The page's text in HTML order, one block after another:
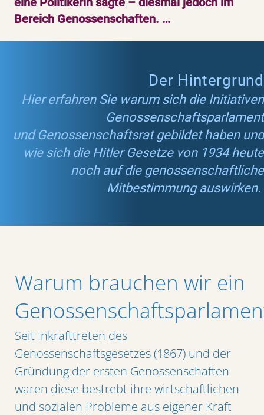
Bereich Genossenschaften. …
Der Hintergrund
Hier erfahren Sie warum sich die Initiativen
Genossenschaftsparlament
und Genossenschaftsrat gebildet haben und
wie sich die Hitler Gesetze von 1934 heute
noch auf die genossenschaftliche
Mitbestimmung auswirken.
Warum brauchen wir ein
Seit Inkrafttreten des
Genossenschaftsgesetzes (1867) und der
Gründung der ersten Genossenschaften
waren diese bestrebt ihre wirtschaftlichen
und sozialen Probleme aus eigener Kraft